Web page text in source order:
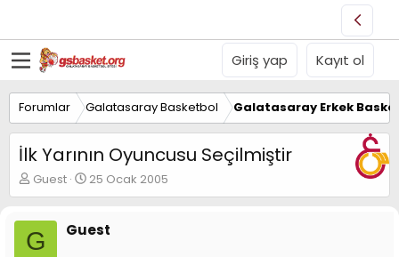
Giriş yap Kayıt ol
Forumlar Galatasaray Basketbol Galatasaray Erkek
İlk Yarının Oyuncusu Seçilmiştir
K
o
u
y
Guest
B
a
l
25 Ocak 2005
G Guest